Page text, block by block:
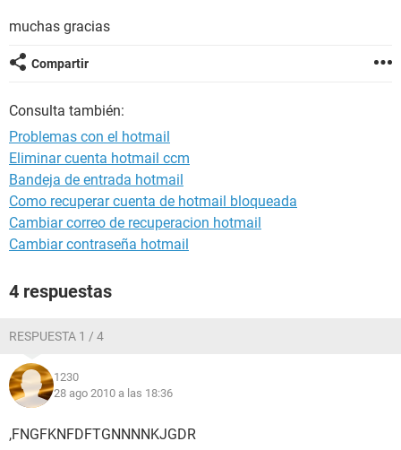
muchas gracias
Compartir
Consulta también:
Problemas con el hotmail
Eliminar cuenta hotmail ccm
Bandeja de entrada hotmail
Como recuperar cuenta de hotmail bloqueada
Cambiar correo de recuperacion hotmail
Cambiar contraseña hotmail
4 respuestas
RESPUESTA 1 / 4
1230
28 ago 2010 a las 18:36
,FNGFKNFDFTGNNNNKJGDR